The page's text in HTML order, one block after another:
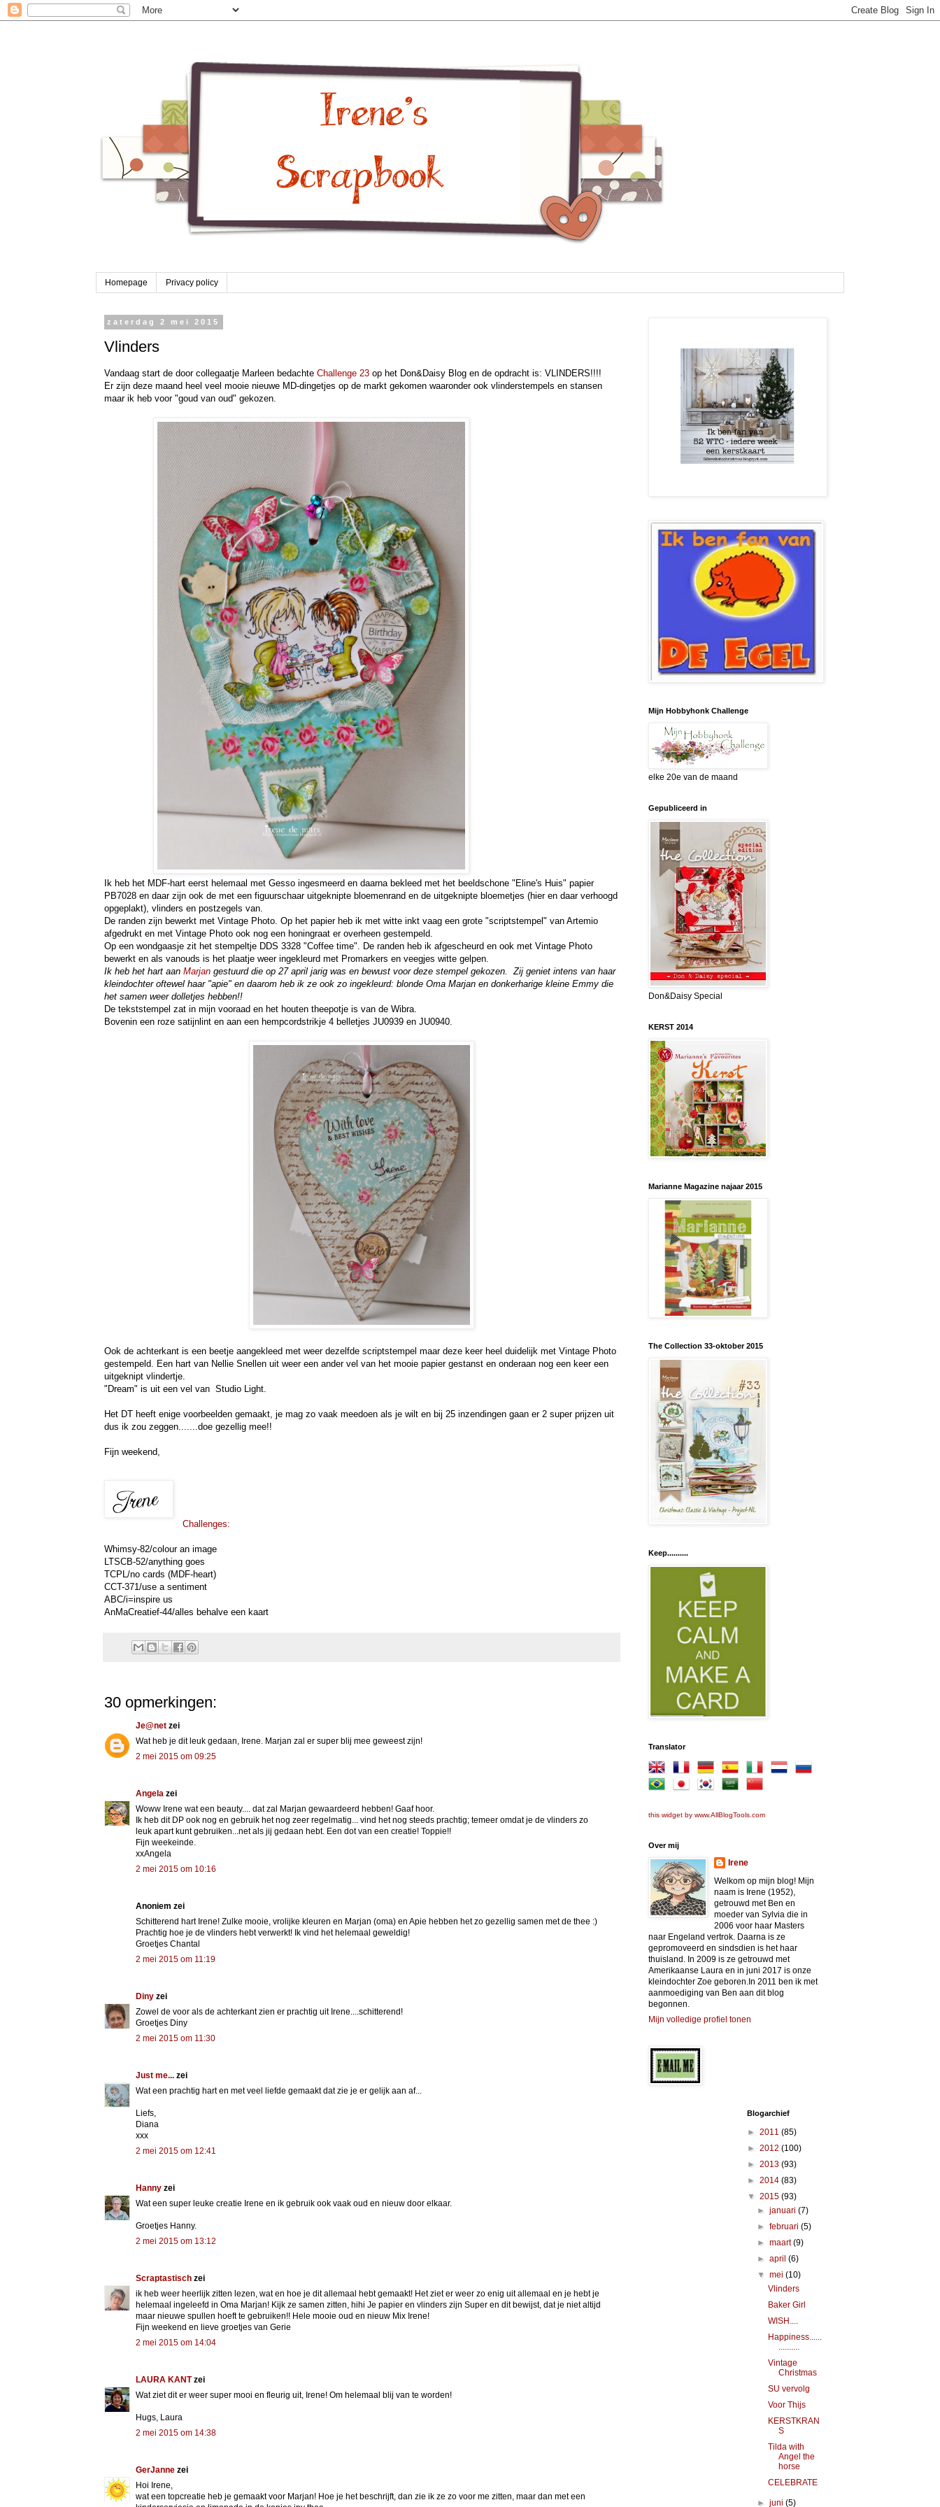
Homepage Privacy policy
zaterdag 2 mei 2015
Vlinders
Vandaag start de door collegaatje Marleen bedachte Challenge 23 op het Don&Daisy Blog en de opdracht is: VLINDERS!!!!
Er zijn deze maand heel veel mooie nieuwe MD-dingetjes op de markt gekomen waaronder ook vlinderstempels en stansen
maar ik heb voor "goud van oud" gekozen.
Ik heb het MDF-hart eerst helemaal met Gesso ingesmeerd en daarna bekleed met het beeldschone "Eline's Huis" papier
PB7028 en daar zijn ook de met een figuurschaar uitgeknipte bloemenrand en de uitgeknipte bloemetjes (hier en daar verhoogd
opgeplakt), vlinders en postzegels van.
De randen zijn bewerkt met Vintage Photo. Op het papier heb ik met witte inkt vaag een grote "scriptstempel" van Artemio
afgedrukt en met Vintage Photo ook nog een honingraat er overheen gestempeld.
Op een wondgaasje zit het stempeltje DDS 3328 "Coffee time". De randen heb ik afgescheurd en ook met Vintage Photo
bewerkt en als vanouds is het plaatje weer ingekleurd met Promarkers en veegjes witte gelpen.
Ik heb het hart aan Marjan gestuurd die op 27 april jarig was en bewust voor deze stempel gekozen. Zij geniet intens van haar
kleindochter oftewel haar "apie" en daarom heb ik ze ook zo ingekleurd: blonde Oma Marjan en donkerharige kleine Emmy die
het samen weer dolletjes hebben!!
De tekststempel zat in mijn vooraad en het houten theepotje is van de Wibra.
Bovenin een roze satijnlint en aan een hempcordstrikje 4 belletjes JU0939 en JU0940.
Ook de achterkant is een beetje aangekleed met weer dezelfde scriptstempel maar deze keer heel duidelijk met Vintage Photo
gestempeld. Een hart van Nellie Snellen uit weer een ander vel van het mooie papier gestanst en onderaan nog een keer een
uitgeknipt vlindertje.
"Dream" is uit een vel van Studio Light.
Het DT heeft enige voorbeelden gemaakt, je mag zo vaak meedoen als je wilt en bij 25 inzendingen gaan er 2 super prijzen uit
dus ik zou zeggen.......doe gezellig mee!!
Fijn weekend,
Challenges:
Whimsy-82/colour an image
LTSCB-52/anything goes
TCPL/no cards (MDF-heart)
CCT-371/use a sentiment
ABC/i=inspire us
AnMaCreatief-44/alles behalve een kaart
30 opmerkingen:
Je@net zei
Wat heb je dit leuk gedaan, Irene. Marjan zal er super blij mee geweest zijn!
2 mei 2015 om 09:25
Angela zei
Woww Irene wat een beauty.... dat zal Marjan gewaardeerd hebben! Gaaf hoor.
Ik heb dit DP ook nog en gebruik het nog zeer regelmatig... vind het nog steeds prachtig; temeer omdat je de vlinders zo
leuk apart kunt gebruiken...net als jij gedaan hebt. Een dot van een creatie! Toppie!!
Fijn weekeinde.
xxAngela
2 mei 2015 om 10:16
Anoniem zei
Schitterend hart Irene! Zulke mooie, vrolijke kleuren en Marjan (oma) en Apie hebben het zo gezellig samen met de thee :)
Prachtig hoe je de vlinders hebt verwerkt! Ik vind het helemaal geweldig!
Groetjes Chantal
2 mei 2015 om 11:19
Diny zei
Zowel de voor als de achterkant zien er prachtig uit Irene....schitterend!
Groetjes Diny
2 mei 2015 om 11:30
Just me... zei
Wat een prachtig hart en met veel liefde gemaakt dat zie je er gelijk aan af...
Liefs,
Diana
xxx
2 mei 2015 om 12:41
Hanny zei
Wat een super leuke creatie Irene en ik gebruik ook vaak oud en nieuw door elkaar.
Groetjes Hanny.
2 mei 2015 om 13:12
Scraptastisch zei
ik heb weer heerlijk zitten lezen, wat en hoe je dit allemaal hebt gemaakt! Het ziet er weer zo enig uit allemaal en je hebt je
helemaal ingeleefd in Oma Marjan! Kijk ze samen zitten, hihi Je papier en vlinders zijn Super en dit bewijst, dat je niet altijd
maar nieuwe spullen hoeft te gebruiken!! Hele mooie oud en nieuw Mix Irene!
Fijn weekend en lieve groetjes van Gerie
2 mei 2015 om 14:04
LAURA KANTzei
Wat ziet dit er weer super mooi en fleurig uit, Irene! Om helemaal blij van te worden!
Hugs, Laura
2 mei 2015 om 14:38
GerJanne zei
Hoi Irene,
wat een topcreatie heb je gemaakt voor Marjan! Hoe je het beschrijft, dan zie ik ze zo voor me zitten, maar dan met een
Mijn Hobbyhonk Challenge
elke 20e van de maand
Gepubliceerd in
Don&Daisy Special
KERST 2014
Marianne Magazine najaar 2015
The Collection 33-oktober 2015
Keep..........
Translator
this widget by www.AllBlogTools.com
Over mij
Irene
Welkom op mijn blog! Mijn
naam is Irene (1952),
getrouwd met Ben en
moeder van Sylvia die in
2006 voor haar Masters
naar Engeland vertrok. Daarna is ze
gepromoveerd en sindsdien is het haar
thuisland. In 2009 is ze getrouwd met
Amerikaanse Laura en in juni 2017 is onze
kleindochter Zoe geboren.In 2011 ben ik met
aanmoediging van Ben aan dit blog
begonnen.
Mijn volledige profiel tonen
Blogarchief
► 2011 (85)
► 2012 (100)
► 2013 (93)
► 2014 (83)
▼ 2015 (93)
►januari(7)
►februari(5)
►maart(9)
►april(6)
▼mei(10)
Vlinders
Baker Girl
WISH....
Happiness......
..........
Vintage
Christmas
SU vervolg
Voor Thijs
KERSTKRAN
S
Tilda with
Angel the
horse
CELEBRATE
►juni(5)